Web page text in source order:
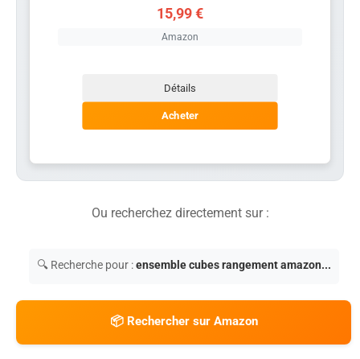
15,99 €
Amazon
Détails
Acheter
Ou recherchez directement sur :
🔍 Recherche pour :ensemble cubes rangement amazon...
📦 Rechercher sur Amazon